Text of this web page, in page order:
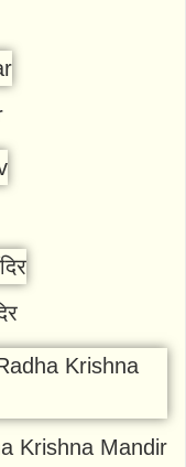
Krishna Mandir